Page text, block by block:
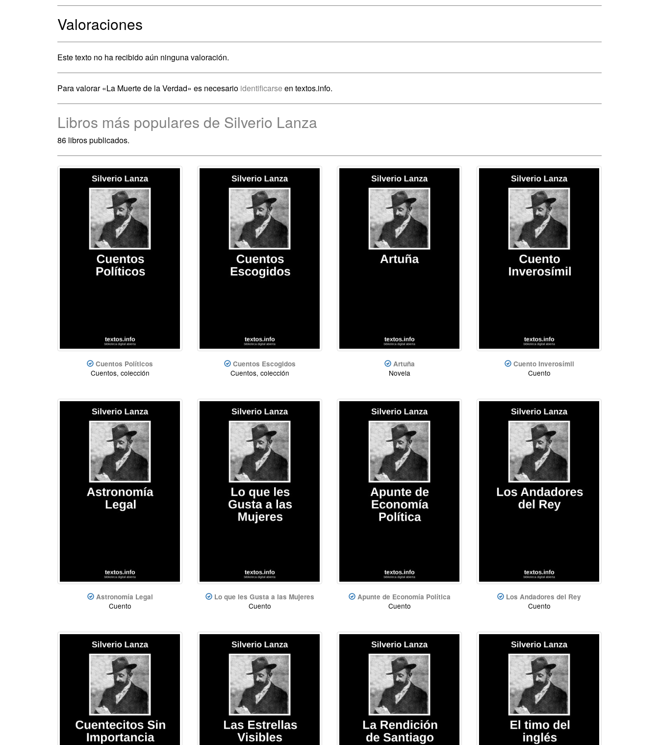
Valoraciones
Este texto no ha recibido aún ninguna valoración.
Para valorar «La Muerte de la Verdad» es necesario identificarse en textos.info.
Libros más populares de Silverio Lanza
86 libros publicados.
Cuentos Políticos
Cuentos, colección
Cuentos Escogidos
Cuentos, colección
Artuña
Novela
Cuento Inverosímil
Cuento
Astronomía Legal
Cuento
Lo que les Gusta a las Mujeres
Cuento
Apunte de Economía Política
Cuento
Los Andadores del Rey
Cuento